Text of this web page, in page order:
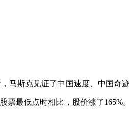
马斯克见证了中国速度、中国奇
票最低点时相比，股价涨了